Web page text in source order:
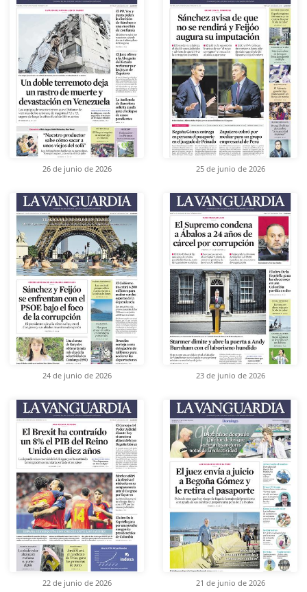
26 de junio de 2026 25 de junio de 2026
24 de junio de 2026 23 de junio de 2026
22 de junio de 2026 21 de junio de 2026